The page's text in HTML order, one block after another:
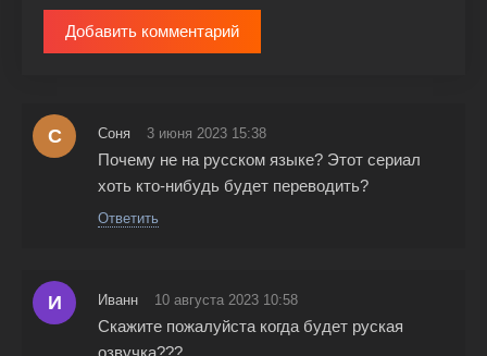
Добавить комментарий
С Соня 3 июня 2023 15:38
Почему не на русском языке? Этот сериал
хоть кто-нибудь будет переводить?
Ответить
И Иванн 10 августа 2023 10:58
Скажите пожалуйста когда будет руская
озвучка???